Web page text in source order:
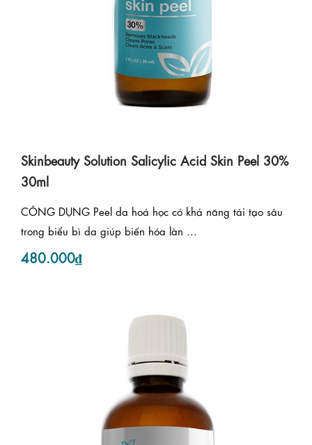
Skinbeauty Solution Salicylic Acid Skin Peel 30%
30ml
CÔNG DỤNG Peel da hoá học có khả năng tái tạo sâu
trong biểu bì da giúp biến hóa làn ...
480.000₫